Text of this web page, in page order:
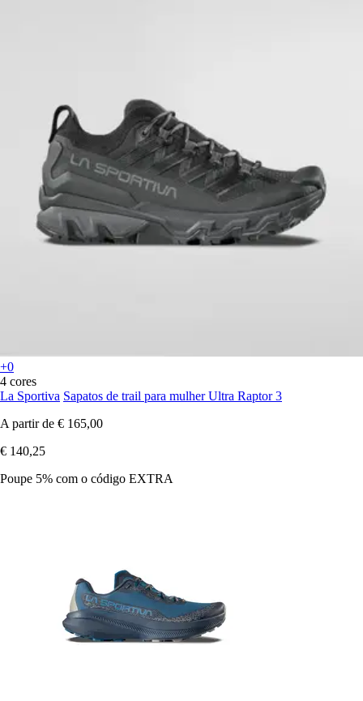
+0
4 cores
La Sportiva Sapatos de trail para mulher Ultra Raptor 3
A partir de € 165,00
€ 140,25
Poupe 5% com o código EXTRA